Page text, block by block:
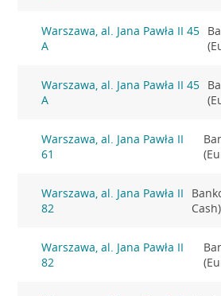
Warszawa, al. Jana Pawła II 45
A
Warszawa, al. Jana Pawła II 45
A
Warszawa, al. Jana Pawła II
61
Warszawa, al. Jana Pawła II
82
Cash)
Warszawa, al. Jana Pawła II
82